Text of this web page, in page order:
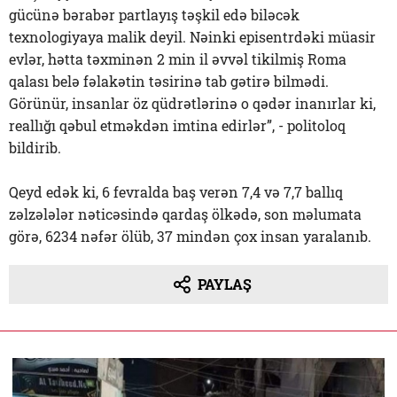
gücünə bərabər partlayış təşkil edə biləcək
texnologiyaya malik deyil. Nəinki episentrdəki müasir
evlər, hətta təxminən 2 min il əvvəl tikilmiş Roma
qalası belə fəlakətin təsirinə tab gətirə bilmədi.
Görünür, insanlar öz qüdrətlərinə o qədər inanırlar ki,
reallığı qəbul etməkdən imtina edirlər”, - politoloq
bildirib.
Qeyd edək ki, 6 fevralda baş verən 7,4 və 7,7 ballıq
zəlzələlər nəticəsində qardaş ölkədə, son məlumata
görə, 6234 nəfər ölüb, 37 mindən çox insan yaralanıb.
PAYLAŞ